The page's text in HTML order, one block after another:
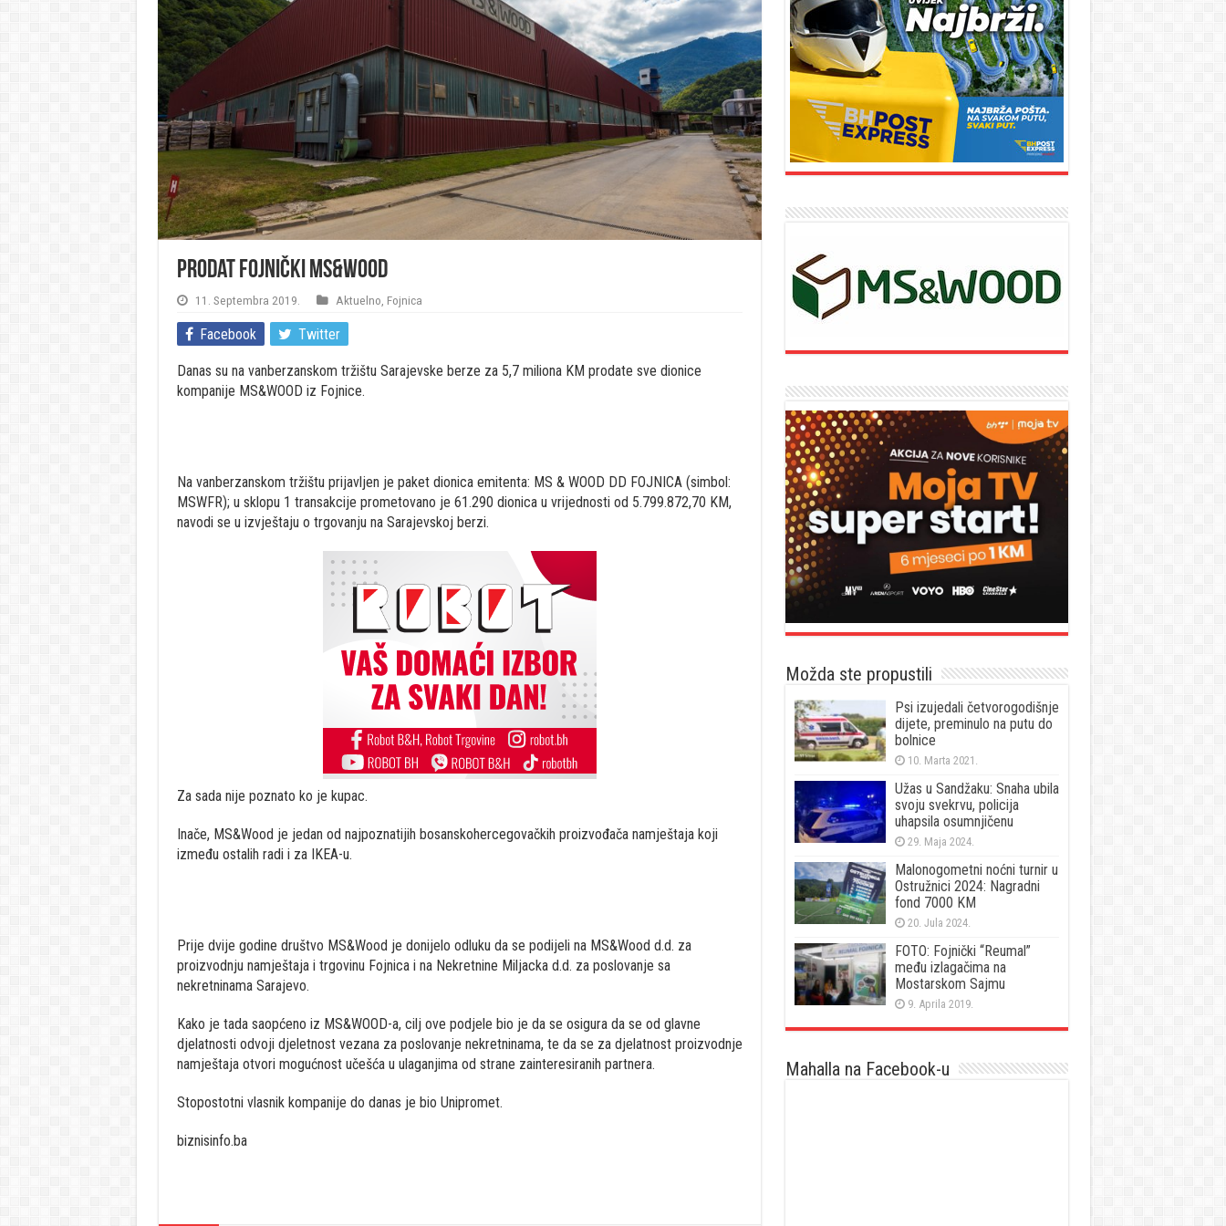
Prodat fojnički MS&WOOD
11. Septembra 2019. Aktuelno, Fojnica
Facebook Twitter
Danas su na vanberzanskom tržištu Sarajevske berze za 5,7 miliona KM prodate sve dionice
kompanije MS&WOOD iz Fojnice.
Na vanberzanskom tržištu prijavljen je paket dionica emitenta: MS & WOOD DD FOJNICA (simbol:
MSWFR); u sklopu 1 transakcije prometovano je 61.290 dionica u vrijednosti od 5.799.872,70 KM,
navodi se u izvještaju o trgovanju na Sarajevskoj berzi.
Za sada nije poznato ko je kupac.
Inače, MS&Wood je jedan od najpoznatijih bosanskohercegovačkih proizvođača namještaja koji
između ostalih radi i za IKEA-u.
Prije dvije godine društvo MS&Wood je donijelo odluku da se podijeli na MS&Wood d.d. za
proizvodnju namještaja i trgovinu Fojnica i na Nekretnine Miljacka d.d. za poslovanje sa
nekretninama Sarajevo.
Kako je tada saopćeno iz MS&WOOD-a, cilj ove podjele bio je da se osigura da se od glavne
djelatnosti odvoji djeletnost vezana za poslovanje nekretninama, te da se za djelatnost proizvodnje
namještaja otvori mogućnost učešća u ulaganjima od strane zainteresiranih partnera.
Stopostotni vlasnik kompanije do danas je bio Unipromet.
biznisinfo.ba
Možda ste propustili
Psi izujedali četvorogodišnje
dijete, preminulo na putu do
bolnice
10. Marta 2021.
Užas u Sandžaku: Snaha ubila
svoju svekrvu, policija
uhapsila osumnjičenu
29. Maja 2024.
Malonogometni noćni turnir u
Ostružnici 2024: Nagradni
fond 7000 KM
20. Jula 2024.
FOTO: Fojnički “Reumal”
među izlagačima na
Mostarskom Sajmu
9. Aprila 2019.
Mahalla na Facebook-u